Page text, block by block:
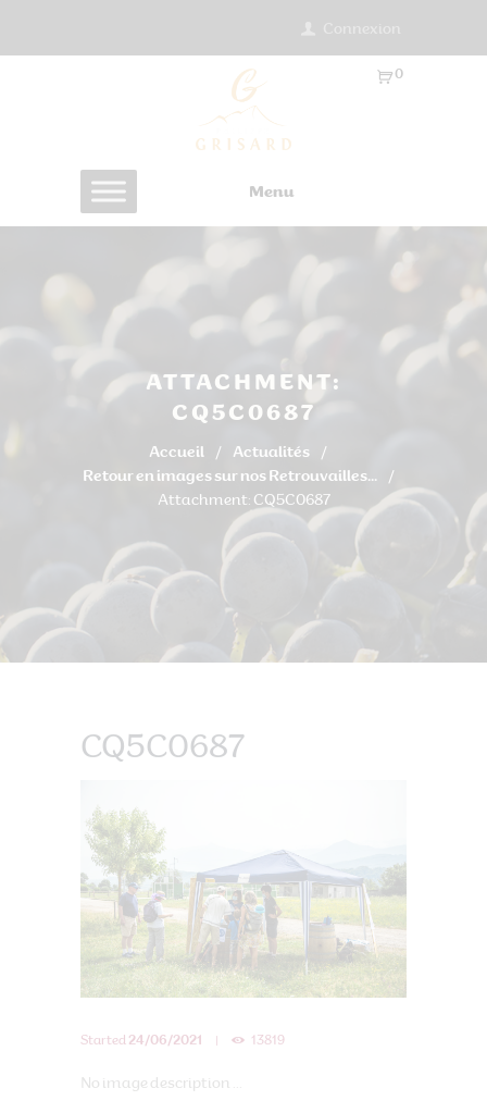
Menu
0
0
€
ATTACHMENT:
CQ5C0687
Accueil
Actualités
Retour en images sur nos Retrouvailles...
Attachment: CQ5C0687
CQ5C0687
Started 24/06/2021 13819
No image description ...